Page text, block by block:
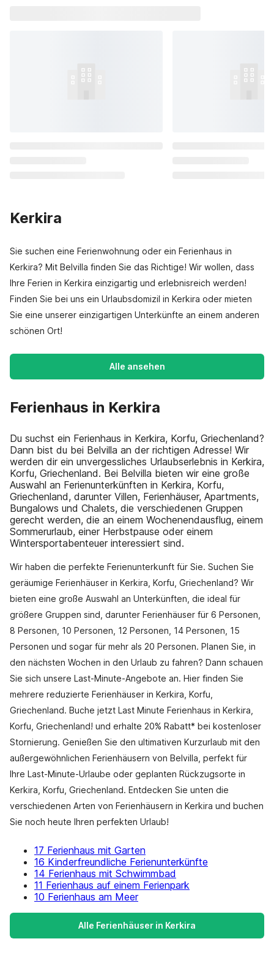
Kerkira
Sie suchen eine Ferienwohnung oder ein Ferienhaus in
Kerkira? Mit Belvilla finden Sie das Richtige! Wir wollen, dass
Ihre Ferien in Kerkira einzigartig und erlebnisreich werden!
Finden Sie bei uns ein Urlaubsdomizil in Kerkira oder mieten
Sie eine unserer einzigartigen Unterkünfte an einem anderen
schönen Ort!
Alle ansehen
Ferienhaus in Kerkira
Du suchst ein Ferienhaus in Kerkira, Korfu, Griechenland?
Dann bist du bei Belvilla an der richtigen Adresse! Wir
werden dir ein unvergessliches Urlaubserlebnis in Kerkira,
Korfu, Griechenland. Bei Belvilla bieten wir eine große
Auswahl an Ferienunterkünften in Kerkira, Korfu,
Griechenland, darunter Villen, Ferienhäuser, Apartments,
Bungalows und Chalets, die verschiedenen Gruppen
gerecht werden, die an einem Wochenendausflug, einem
Sommerurlaub, einer Herbstpause oder einem
Wintersportabenteuer interessiert sind.
Wir haben die perfekte Ferienunterkunft für Sie. Suchen Sie
geräumige Ferienhäuser in Kerkira, Korfu, Griechenland? Wir
bieten eine große Auswahl an Unterkünften, die ideal für
größere Gruppen sind, darunter Ferienhäuser für 6 Personen,
8 Personen, 10 Personen, 12 Personen, 14 Personen, 15
Personen und sogar für mehr als 20 Personen. Planen Sie, in
den nächsten Wochen in den Urlaub zu fahren? Dann schauen
Sie sich unsere Last-Minute-Angebote an. Hier finden Sie
mehrere reduzierte Ferienhäuser in Kerkira, Korfu,
Griechenland. Buche jetzt Last Minute Ferienhaus in Kerkira,
Korfu, Griechenland! und erhalte 20% Rabatt* bei kostenloser
Stornierung. Genießen Sie den ultimativen Kurzurlaub mit den
außergewöhnlichen Ferienhäusern von Belvilla, perfekt für
Ihre Last-Minute-Urlaube oder geplanten Rückzugsorte in
Kerkira, Korfu, Griechenland. Entdecken Sie unten die
verschiedenen Arten von Ferienhäusern in Kerkira und buchen
Sie noch heute Ihren perfekten Urlaub!
17 Ferienhaus mit Garten
16 Kinderfreundliche Ferienunterkünfte
14 Ferienhaus mit Schwimmbad
11 Ferienhaus auf einem Ferienpark
10 Ferienhaus am Meer
Alle Ferienhäuser in Kerkira